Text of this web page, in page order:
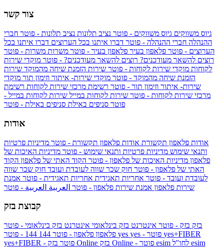
צור קשר
גיוס משווקים גיוס משווקים - פוטר נציב תלונות נציב תלונות - פוטר חברי
ההנהלה חברי ההנהלה - פוטר דברו איתנו בכל הערוצים דברו איתנו בכל
הערוצים - פוטר פלאפון בעיר פלאפון בעיר - פוטר משרות משרות - פוטר
רוצים להשאר מעודכנים? רוצים להשאר מעודכנים? - פוטר מוקדי שירות
לקוחות מוקדי שירות לקוחות - פוטר שירות הזמנת שיחה מהמוקד שירות
הזמנת שיחה מהמוקד - פוטר מוקדי שירות- איתור וזימון תור מוקדי
שירות- איתור וזימון תור - פוטר רשימת מרכזי שירות לקוחות רשימת
מרכזי שירות לקוחות - פוטר שירות לקוחות במייל שירות לקוחות במייל -
פוטר סניפים באילת סניפים באילת - פוטר
אודות
אודות פלאפון תקשורת אודות פלאפון תקשורת - פוטר מדיניות פרטיות
ותנאי שימוש מדיניות פרטיות ותנאי שימוש - פוטר מדיניות האיכות של
פלאפון מדיניות האיכות של פלאפון - פוטר הקוד האתי של פלאפון הקוד
האתי של פלאפון - פוטר חוק שכר שווה לעובדת ועובד חוק שכר שווה
לעובדת ועובד - פוטר אחריות תאגידית אחריות תאגידית - פוטר אמנת
שירות פלאפון אמנת שירות פלאפון - פוטר العربية العربية - פוטר
קבוצת בזק
בזק בזק - פוטר אינטרנט בזק בינלאומי אינטרנט בזק בינלאומי - פוטר
פלאפון פלאפון - פוטר 144 yes
yes+FIBER
yes+FIBER - פוטר בזק Online esim